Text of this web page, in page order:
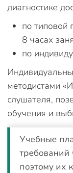
диагностике
по типовой
8 часах
по
методистами
слушателя,
обучения и
Учебные
поэтому их